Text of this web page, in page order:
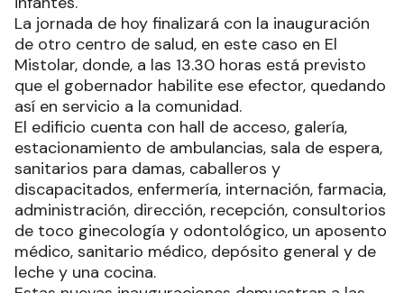
La jornada de hoy finalizará con la inauguración
de otro centro de salud, en este caso en El
Mistolar, donde, a las 13.30 horas está previsto
que el gobernador habilite ese efector, quedando
así en servicio a la comunidad.
El edificio cuenta con hall de acceso, galería,
estacionamiento de ambulancias, sala de espera,
sanitarios para damas, caballeros y
discapacitados, enfermería, internación, farmacia,
administración, dirección, recepción, consultorios
de toco ginecología y odontológico, un aposento
médico, sanitario médico, depósito general y de
leche y una cocina.